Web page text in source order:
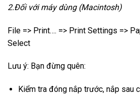
2.Đối với máy dùng (Macintosh)
File => Print…. => Print Settings =>
Select
Lưu ý: Bạn đừng quên:
Kiểm tra đóng nắp trước, nắp sau